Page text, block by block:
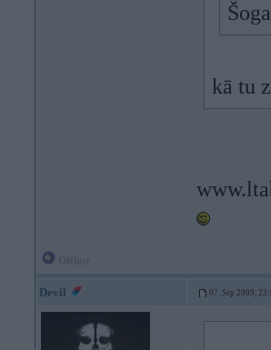
kā tu
Devil 07. Sep 2009,